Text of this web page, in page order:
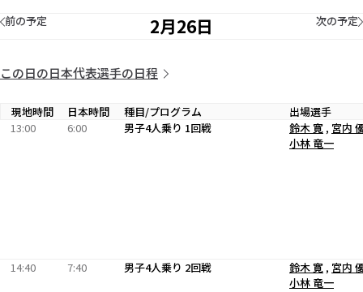
2月26日
前の予定 次の予定
この日の日本代表選手の日程
現地時間 日本時間 種目/プログラム
出場選手
13:00
6:00 男子4人乗り 1回戦 鈴木 寛 , 宮内
小林 竜一
14:40 7:40 男子4人乗り 2回戦 鈴木 寛 , 宮内
小林 竜一